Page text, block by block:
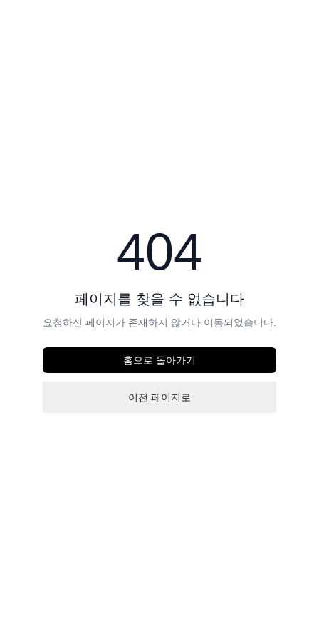
404
페이지를 찾을 수 없습니다
요청하신 페이지가 존재하지 않거나 이동되었습니다.
홈으로 돌아가기
이전 페이지로